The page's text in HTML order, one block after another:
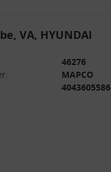
VA, HYUNDAI
46276
MAPCO